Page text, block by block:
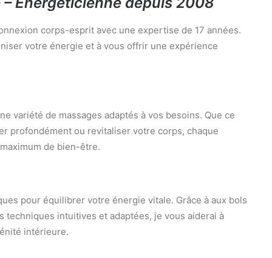
corps-esprit avec une expertise de 17 années.
votre énergie et à vous offrir une expérience
variété de massages adaptés à vos besoins. Que ce
profondément ou revitaliser votre corps, chaque
de bien-être.
pour équilibrer votre énergie vitale. Grâce à aux bols
techniques intuitives et adaptées, je vous aiderai à
intérieure.